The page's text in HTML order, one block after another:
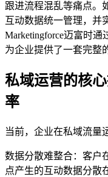
跟进流程混乱等痛点。
互动数据统一管理，并
Marketingforce迈富时通
为企业提供了一套完整
私域运营的核
率
当前，企业在私域流量
数据分散难整合：客户
点产生的互动数据分散